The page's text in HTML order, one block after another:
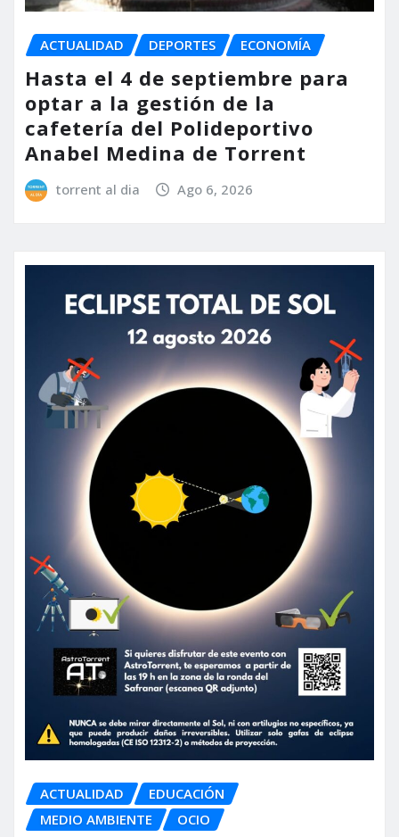
ACTUALIDAD DEPORTES ECONOMÍA
Hasta el 4 de septiembre para
optar a la gestión de la
cafetería del Polideportivo
Anabel Medina de Torrent
torrent al dia Ago 6, 2026
ACTUALIDAD
EDUCACIÓN
MEDIO AMBIENTE
OCIO